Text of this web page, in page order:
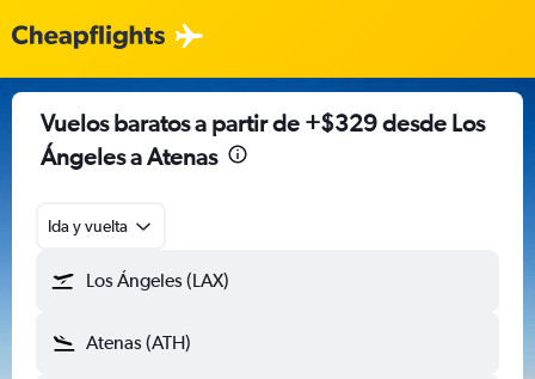
Vuelos baratos a partir de +$329 desde Los
Ángeles a Atenas
Ida y vuelta
Los Ángeles (LAX)
Atenas (ATH)